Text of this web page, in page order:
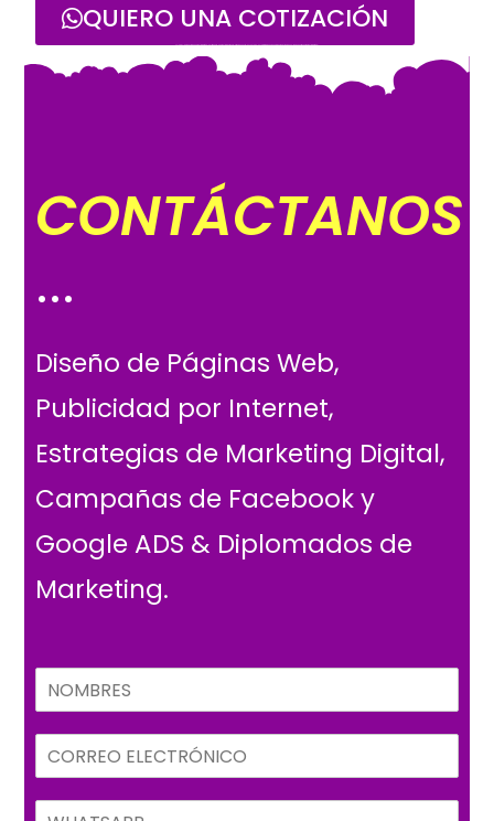
QUIERO UNA COTIZACIÓN
CONTÁCTANOS
...
Diseño de Páginas Web,
Publicidad por Internet,
Estrategias de Marketing Digital,
Campañas de Facebook y
Google ADS & Diplomados de
Marketing.